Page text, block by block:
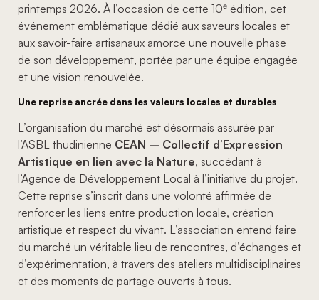
printemps 2026. À l’occasion de cette 10ᵉ édition, cet
événement emblématique dédié aux saveurs locales et
aux savoir-faire artisanaux amorce une nouvelle phase
de son développement, portée par une équipe engagée
et une vision renouvelée.
Une reprise ancrée dans les valeurs locales et durables
L’organisation du marché est désormais assurée par
l’ASBL thudinienne CEAN – Collectif d’Expression
Artistique en lien avec la Nature, succédant à
l’Agence de Développement Local à l’initiative du projet.
Cette reprise s’inscrit dans une volonté affirmée de
renforcer les liens entre production locale, création
artistique et respect du vivant. L’association entend faire
du marché un véritable lieu de rencontres, d’échanges et
d’expérimentation, à travers des ateliers multidisciplinaires
et des moments de partage ouverts à tous.